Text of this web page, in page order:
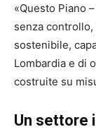
«Questo Piano
senza
sostenibile,
Lombardia e di
costruite su
Un settore